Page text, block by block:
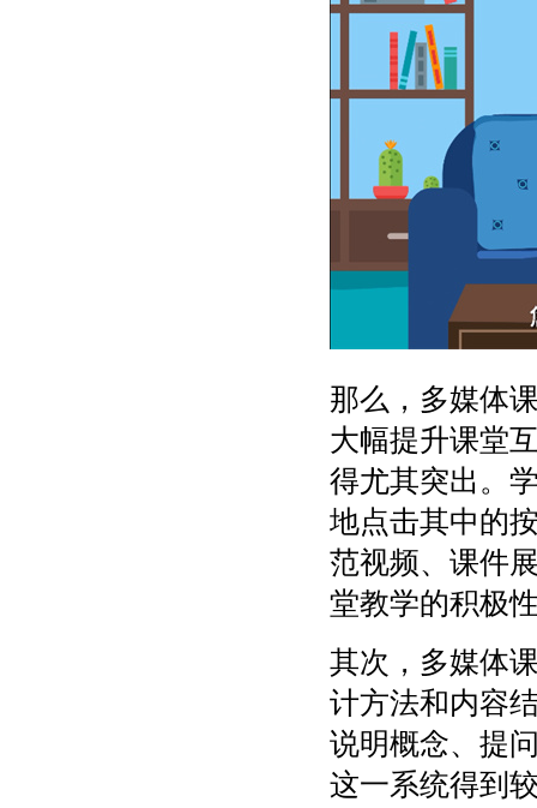
那么，多媒体
大幅提升课堂
得尤其突出。
地点击其中的
范视频、课件
堂教学的积极
其次，多媒体
计方法和内容
说明概念、提
这一系统得到